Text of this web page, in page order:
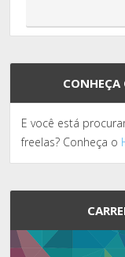
CONHEÇA
E você está
freelas? Conheça o